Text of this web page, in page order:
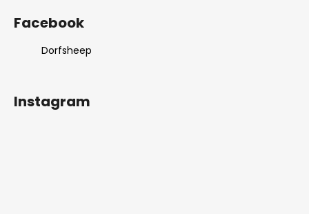
Facebook
Dorfsheep
Instagram